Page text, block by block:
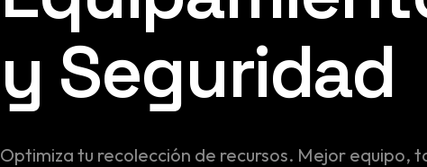
y Seguridad
Optimiza tu recolección de recursos. Mejor equipo,